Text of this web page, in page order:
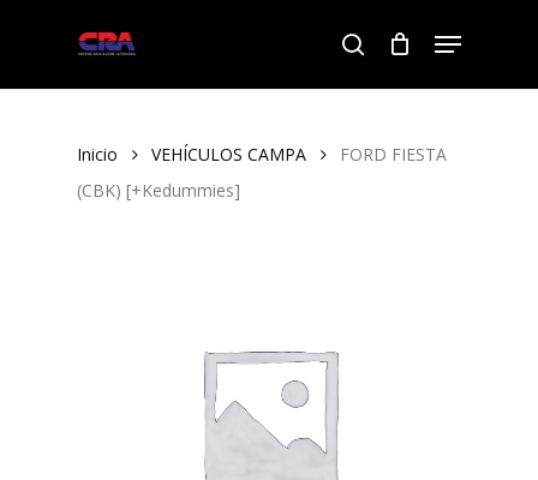
search
Menu
Inicio VEHÍCULOS CAMPA
FORD FIESTA
(CBK) [+Kedummies]